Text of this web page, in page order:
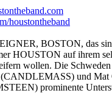
houstontheband
BOSTON, das
HOUSTON auf ihrem
wollen. Die
und Mat
prominente